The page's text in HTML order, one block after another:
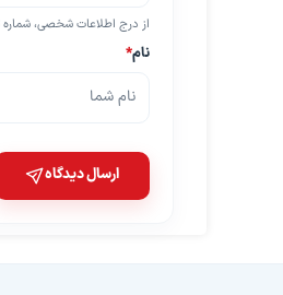
از درج اطلاعات شخصی، شماره
نام*
ارسال دیدگاه